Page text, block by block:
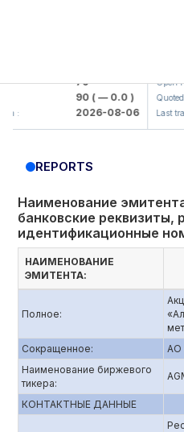
79
( — 0.0 )
2026-08-06
UZMK
Open Price :
Quoted Price :
Last
REPORTS
Наименование
банковские реквизиты,
идентификационные
НАИМЕНОВАНИЕ
ЭМИТЕНТА:
Полное:
Сокращенное:
АО
Наименование биржевого
тикера:
КОНТАКТНЫЕ ДАННЫЕ